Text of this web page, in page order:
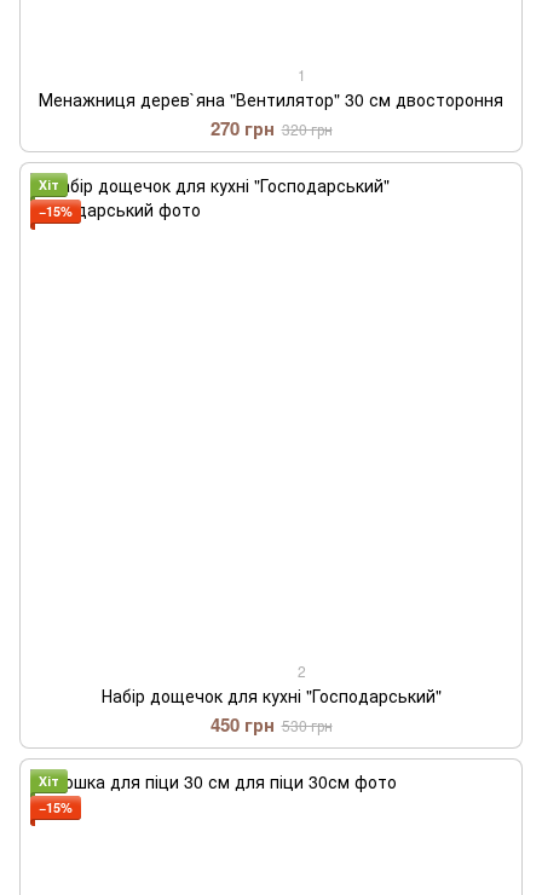
1
Менажниця дерев`яна "Вентилятор" 30 см двостороння
270 грн 320 грн
Хіт
−15%
2
Набір дощечок для кухні "Господарський"
450 грн 530 грн
Хіт
−15%